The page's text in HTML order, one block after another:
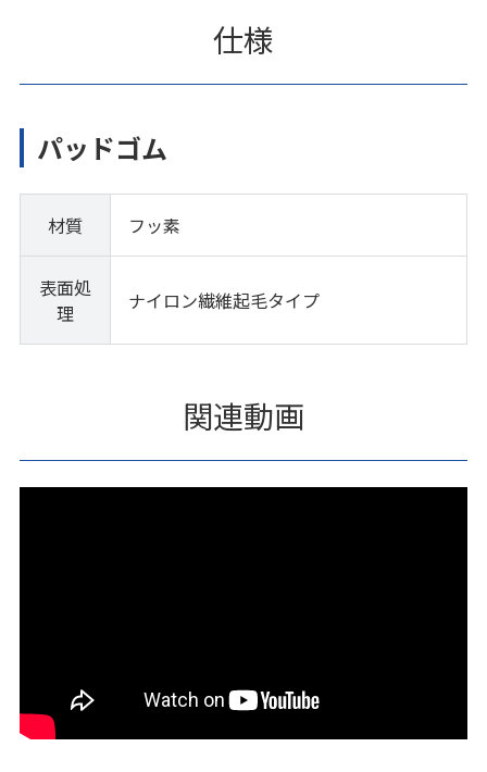
仕様
パッドゴム
材質 フッ素
表面処
理
ナイロン繊維起毛タイプ
関連動画